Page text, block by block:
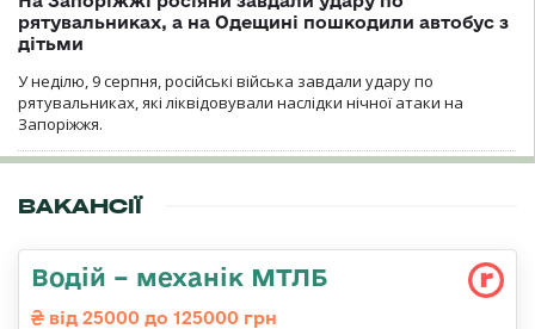
рятувальниках, а на Одещині пошкодили автобус з
дітьми
У неділю, 9 серпня, російські війська завдали удару по
рятувальниках, які ліквідовували наслідки нічної атаки на
Запоріжжя.
ВАКАНСІЇ
Водій – механік МТЛБ
від 25000 до 125000 грн